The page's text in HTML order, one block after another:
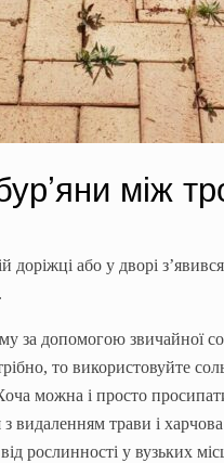
між
або у дворі з’явився
за допомогою звичайної
то використовуйте
можна і просто
видаленням трави і
рослинності у вузьких